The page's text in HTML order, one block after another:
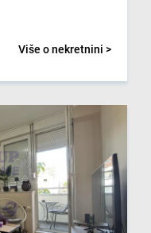
Više o nekretnini >